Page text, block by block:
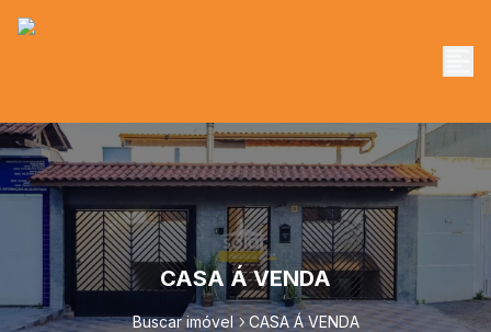
CASA Á VENDA
Buscar imóvel CASA Á VENDA